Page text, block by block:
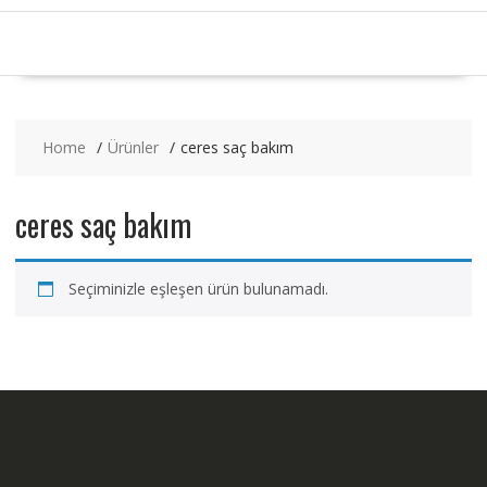
Home Ürünler ceres saç bakım
ceres saç bakım
Seçiminizle eşleşen ürün bulunamadı.